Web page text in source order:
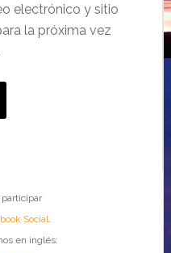
electrónico y sitio
la próxima vez
Social
en inglés: